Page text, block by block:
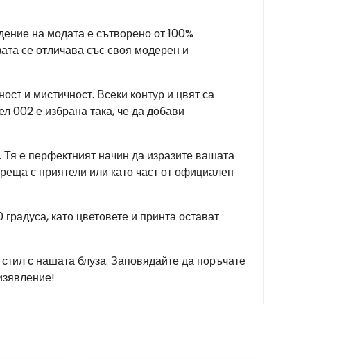
на модата е сътворено от 100%
се отличава със своя модерен и
и мистичност. Всеки контур и цвят са
002 е избрана така, че да добави
е перфектният начин да изразите вашата
с приятели или като част от официален
като цветовете и принта остават
с нашата блуза. Заповядайте да поръчате